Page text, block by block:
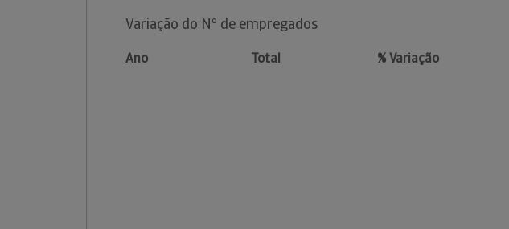
Variação do Nº de empregados
Ano Total % Variação